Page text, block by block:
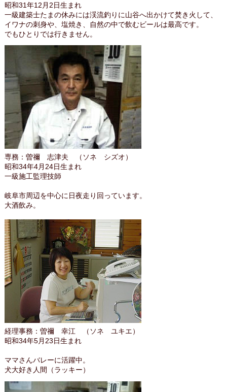
昭和31年12月2日生まれ
一級建築士たまの休みには渓流釣りに山谷へ出かけて焚き火して、
イワナの刺身や、塩焼き、自然の中で飲むビールは最高です。
でもひとりでは行きません。
専務：曽禰 志津夫 （ソネ シズオ）
昭和34年4月24日生まれ
一級施工監理技師
岐阜市周辺を中心に日夜走り回っています。
大酒飲み。
経理事務：曽禰 幸江 （ソネ ユキエ）
昭和34年5月23日生まれ
ママさんバレーに活躍中。
犬大好き人間（ラッキー）